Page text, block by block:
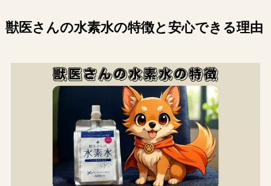
獣医さんの水素水の特徴と安心できる理由